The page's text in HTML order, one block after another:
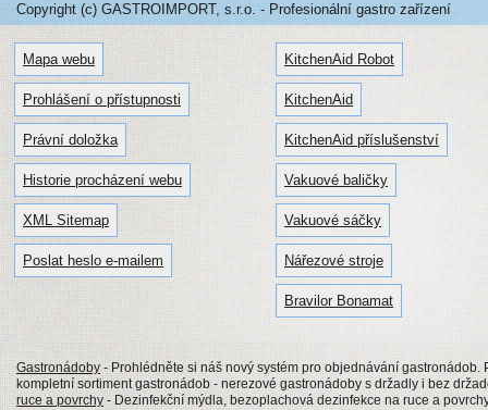
Copyright (c) GASTROIMPORT, s.r.o. - Profesionální gastro zařízení
Mapa webu
Prohlášení o přístupnosti
Právní doložka
Historie procházení webu
XML Sitemap
Poslat heslo e-mailem
KitchenAid Robot
KitchenAid
KitchenAid příslušenství
Vakuové baličky
Vakuové sáčky
Nářezové stroje
Bravilor Bonamat
Gastronádoby - Prohlédněte si náš nový systém pro objednávání
kompletní sortiment gastronádob - nerezové gastronádoby s držadly i bez
ruce a povrchy - Dezinfekční mýdla, bezoplachová dezinfekce na ruce a